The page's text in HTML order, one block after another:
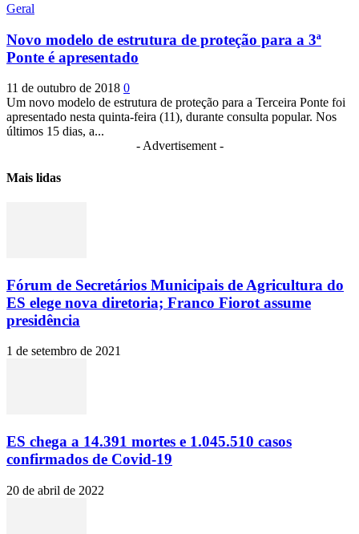
Geral
Novo modelo de estrutura de proteção para a 3ª
Ponte é apresentado
11 de outubro de 2018 0
Um novo modelo de estrutura de proteção para a Terceira Ponte foi
apresentado nesta quinta-feira (11), durante consulta popular. Nos
últimos 15 dias, a...
- Advertisement -
Mais lidas
Fórum de Secretários Municipais de Agricultura do
ES elege nova diretoria; Franco Fiorot assume
presidência
1 de setembro de 2021
ES chega a 14.391 mortes e 1.045.510 casos
confirmados de Covid-19
20 de abril de 2022